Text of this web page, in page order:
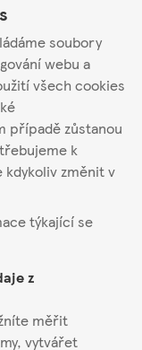
soubory
webu a
všech cookies
případě zůstanou
k
kdykoliv změnit v
týkající se
z
měřit
vytvářet
Akční nabídka
41